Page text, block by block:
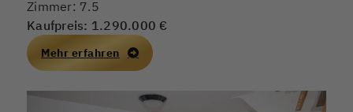
Zimmer: 7.5
Kaufpreis: 1.290.000 €
Mehr erfahren